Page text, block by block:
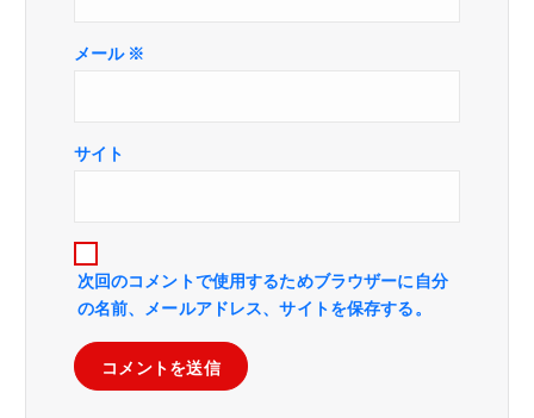
メール ※
サイト
次回のコメントで使用するためブラウザーに自分
の名前、メールアドレス、サイトを保存する。